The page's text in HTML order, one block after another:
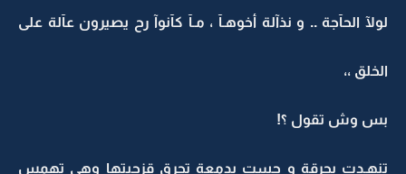
لولآ الحآجة .. و نذآلة أخوهـآ ، مـآ كآنوآ رح يصيرون عآلة على
الخلق ،،
بس وش تقول ؟!
تنهـدت بحرقة و حست بدمعة تحرق قزحيتها وهي تهمس